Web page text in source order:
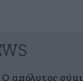
Ο απόλυτος